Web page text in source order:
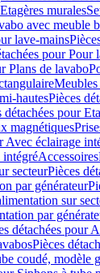
Etagères murales
avec meuble
lave-mains
pour Pour
Plans de lavabo
Meubles
hautesPièces
détachées pour
magnétiques
Avec éclairage
intégréAccessoires
secteurPièces
par générateur
sur
par
détachées pour
Pièces
coudé, modèle